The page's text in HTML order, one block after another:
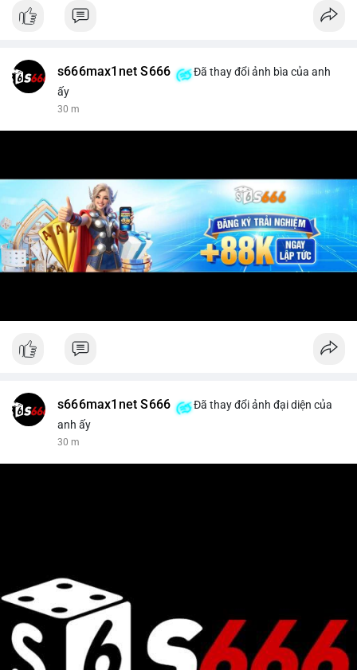
s666max1net S666
Đã thay đổi ảnh bìa của anh
ấy
30 m
s666max1net S666
Đã thay đổi ảnh đại diện của
anh ấy
30 m